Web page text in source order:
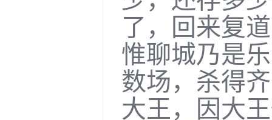
了，回来复
惟聊城乃是
数场，杀得
大王，因大